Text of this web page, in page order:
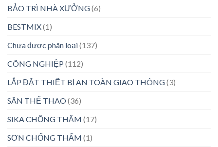
BẢO TRÌ NHÀ XƯỞNG(6)
BESTMIX(1)
Chưa được phân loại(137)
CÔNG NGHIỆP (112)
LẮP ĐẶT THIẾT BỊ AN TOÀN GIAO THÔNG(3)
SÂN THỂ THAO(36)
SIKA CHỐNG THẤM (17)
SƠN CHỐNG THẤM (1)